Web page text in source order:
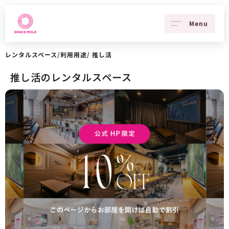
Menu
レンタルスペース/利用用途/ 推し活
推し活のレンタルスペース